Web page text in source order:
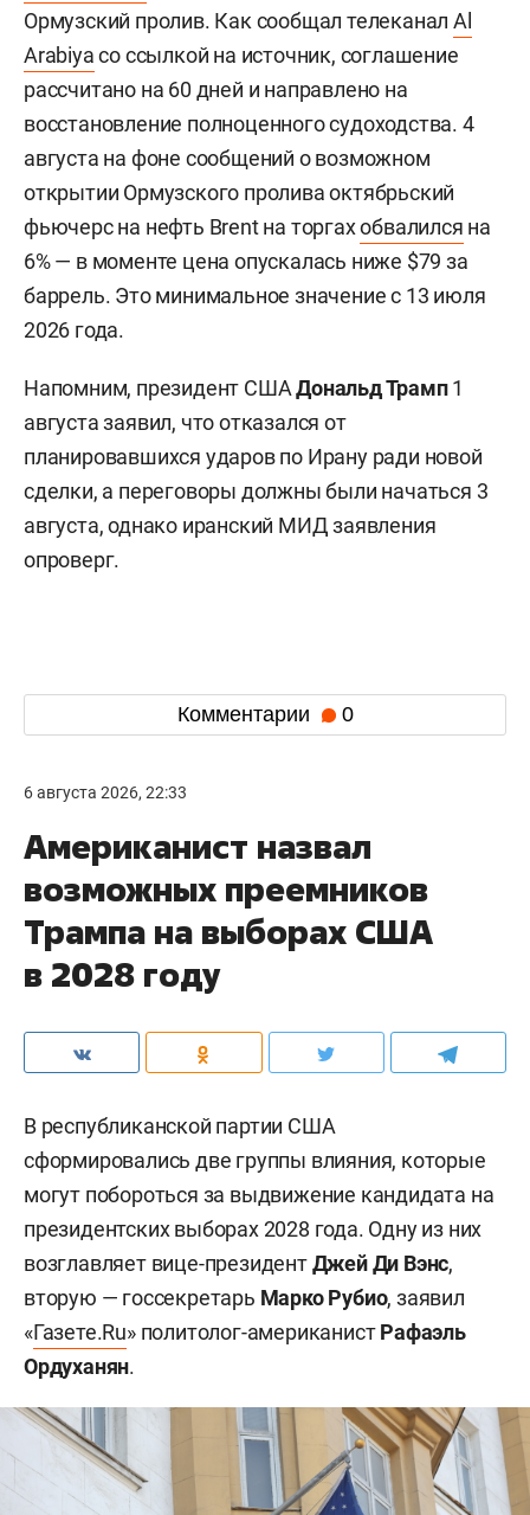
Ормузский пролив. Как сообщал телеканал Al
Arabiyaсо ссылкой на источник, соглашение
рассчитано на 60 дней и направлено на
восстановление полноценного судоходства. 4
августа на фоне сообщений о возможном
открытии Ормузского пролива октябрьский
фьючерс на нефть Brent на торгахобвалился на
6% — в моменте цена опускалась ниже $79 за
баррель. Это минимальное значение с 13 июля
2026 года.
Напомним, президент СШАДональд Трамп1
августа заявил, что отказался от
планировавшихся ударов по Ирану ради новой
сделки, а переговоры должны были начаться 3
августа, однако иранский МИД заявления
опроверг.
Комментарии 0
6 августа 2026, 22:33
Американист назвал
возможных преемников
Трампа на выборах США
в 2028 году
В республиканской партии США
сформировались две группы влияния, которые
могут побороться за выдвижение кандидата на
президентских выборах 2028 года. Одну из них
возглавляет вице-президентДжей Ди Вэнс,
вторую — госсекретарь Марко Рубио, заявил
«Газете.Ru» политолог-американистРафаэль
Ордуханян.